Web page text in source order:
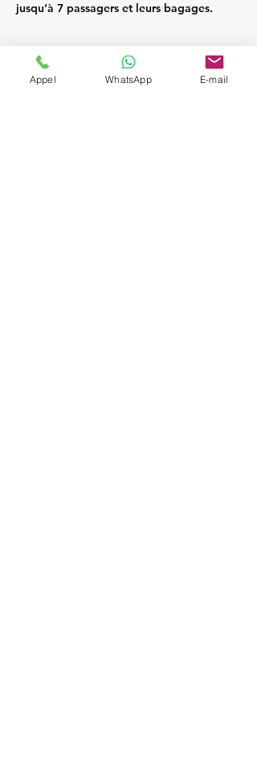
jusqu’à 7 passagers et leurs bagages.
Appel WhatsApp E-mail